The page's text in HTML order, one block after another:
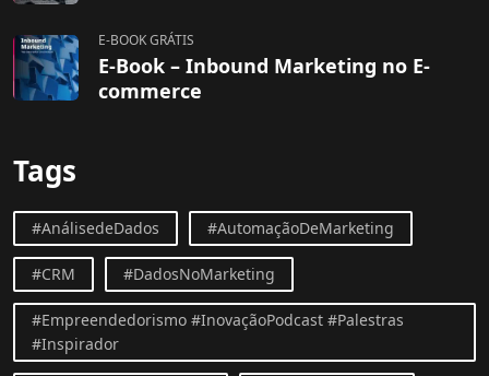
E-BOOK GRÁTIS
E-Book – Inbound Marketing no E-
commerce
Tags
#AnálisedeDados #AutomaçãoDeMarketing
#CRM #DadosNoMarketing
#Empreendedorismo #InovaçãoPodcast #Palestras
#Inspirador